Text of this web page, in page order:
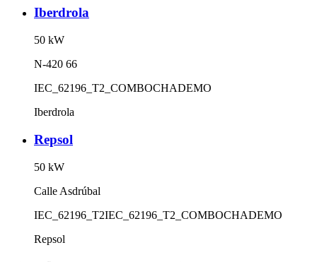
Iberdrola
50 kW
N-420 66
IEC_62196_T2_COMBOCHADEMO
Iberdrola
Repsol
50 kW
Calle Asdrúbal
IEC_62196_T2IEC_62196_T2_COMBOCHADEMO
Repsol